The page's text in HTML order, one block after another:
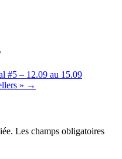
#5 – 12.09 au 15.09
» →
Les champs obligatoires